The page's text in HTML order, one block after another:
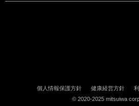
個人情報保護方針 健康経営方針
© 2020-2025 mitsuiwa